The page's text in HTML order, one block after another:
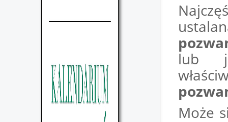
lub
Może